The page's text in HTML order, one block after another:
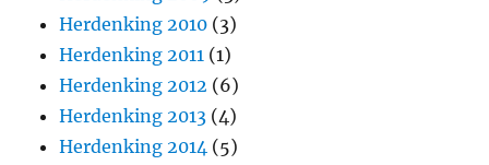
Herdenking 2010 (3)
Herdenking 2011 (1)
Herdenking 2012 (6)
Herdenking 2013 (4)
Herdenking 2014 (5)